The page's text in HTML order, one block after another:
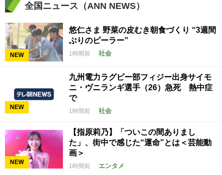
全国ニュース（ANN NEWS）
NEW
悠仁さま 野菜の皮むき朝食づくり “3週間
ぶりのピーラー”
1時間前 社会
NEW
九州電力ラグビー部フィジー出身サイモ
ニ・ヴニランギ選手（26）急死 熱中症
で
1時間前 社会
NEW
【指原莉乃】「ついこの間ありまし
た」、街中で感じた“運命”とは＜芸能動
画＞
1時間前 エンタメ